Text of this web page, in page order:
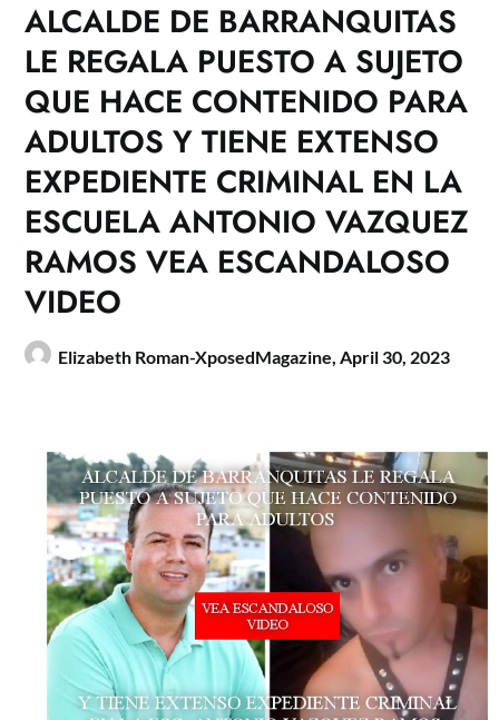
ALCALDE DE BARRANQUITAS
LE REGALA PUESTO A SUJETO
QUE HACE CONTENIDO PARA
ADULTOS Y TIENE EXTENSO
EXPEDIENTE CRIMINAL EN LA
ESCUELA ANTONIO VAZQUEZ
RAMOS VEA ESCANDALOSO
VIDEO
Elizabeth Roman-XposedMagazine,April 30, 2023